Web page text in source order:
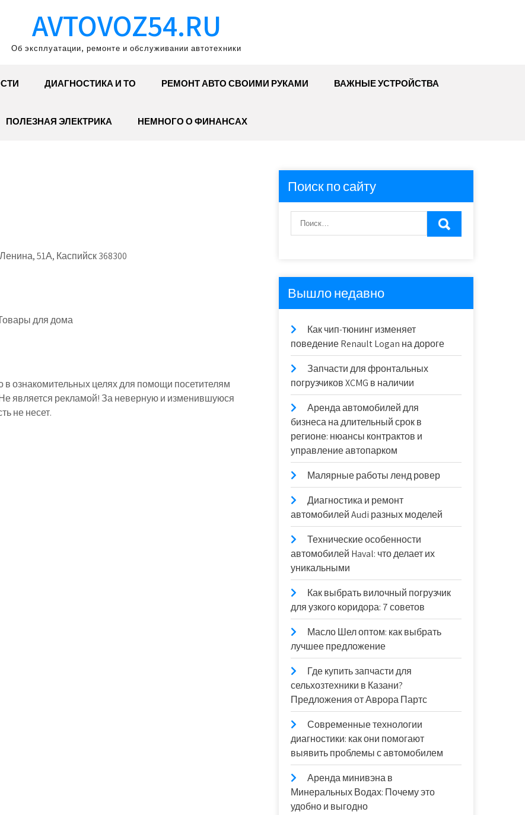
AVTOVOZ54.RU
Об эксплуатации, ремонте и обслуживании автотехники
ДИАГНОСТИКА И ТО РЕМОНТ АВТО СВОИМИ РУКАМИ ВАЖНЫЕ УСТРОЙСТВА
ПОЛЕЗНАЯ ЭЛЕКТРИКА НЕМНОГО О ФИНАНСАХ
51А, Каспийск 368300
для дома
ознакомительных целях для помощи посетителям
является рекламой! За неверную и изменившуюся
не несет.
Поиск по сайту
Вышло недавно
Как чип-тюнинг изменяет
поведение Renault Logan на дороге
Запчасти для фронтальных
погрузчиков XCMG в наличии
Аренда автомобилей для
бизнеса на длительный срок в
регионе: нюансы контрактов и
управление автопарком
Малярные работы ленд ровер
Диагностика и ремонт
автомобилей Audi разных моделей
Технические особенности
автомобилей Haval: что делает их
уникальными
Как выбрать вилочный погрузчик
для узкого коридора: 7 советов
Масло Шел оптом: как выбрать
лучшее предложение
Где купить запчасти для
сельхозтехники в Казани?
Предложения от Аврора Партс
Современные технологии
диагностики: как они помогают
выявить проблемы с автомобилем
Аренда минивэна в
Минеральных Водах: Почему это
удобно и выгодно